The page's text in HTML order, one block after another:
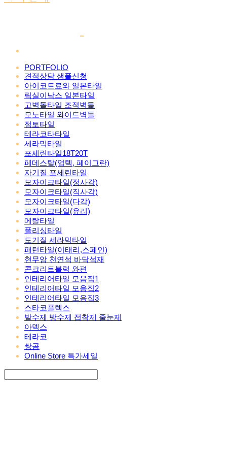
PORTFOLIO
견적상담 샘플신청
아이코트료와 일본타일
릭실이낙스 일본타일
고벽돌타일 조적벽돌
모노타일 와이드벽돌
점토타일
테라코타타일
세라믹타일
포세린타일18T20T
페데스탈(업텍, 페이그란)
자기질 포세린타일
모자이크타일(정사각)
모자이크타일(직사각)
모자이크타일(다각)
모자이크타일(유리)
메탈타일
폴리싱타일
도기질 세라믹타일
패턴타일(이태리,스페인)
현무암 천연석 바닥석재
콘크리트블럭 와편
인테리어타일 모음집1
인테리어타일 모음집2
인테리어타일 모음집3
스타코플렉스
발수제 방수제 접착제 줄눈제
아덱스
테라코
쌍곰
Online Store 특가세일